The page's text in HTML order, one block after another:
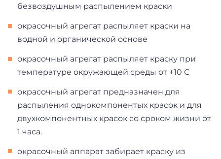
безвоздушным распылением краски
окрасочный агрегат распыляет краски на
водной и органической основе
окрасочный агрегат распыляет краску при
температуре окружающей среды от +10 С
окрасочный агрегат предназначен для
распыления однокомпонентых красок и для
двухкомпонентных красок со сроком жизни от
1 часа.
окрасочный аппарат забирает краску из